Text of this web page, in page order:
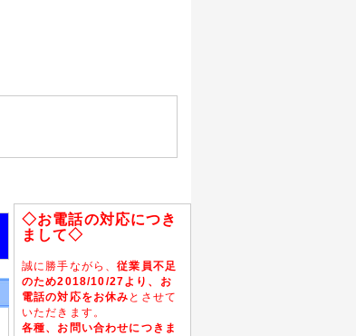
◇お電話の対応につき
まして◇
誠に勝手ながら、従業員不足
のため2018/10/27より、お
電話の対応をお休み とさせて
いただきます。
各種、お問い合わせにつきま